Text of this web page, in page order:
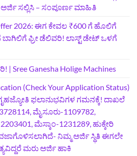
ಅರ್ಜಿ ಸಲ್ಲಿಸಿ – ಸಂಪೂರ್ಣ ಮಾಹಿತಿ
2026: ಈಗ ಕೇವಲ ₹600 ಗೆ ಹೊಲಿಗೆ
ಬಾಗಿಲಿಗೆ‍ ಫ್ರೀ ಡೆಲಿವರಿ! ಲಾಸ್ಟ್‌ ಡೇಟ್‌ ಒಳಗೆ
Sree Ganesha Holige Machines
(Check Your Application Status)
ಫಲಾನುಭವಿಗಳ ಗಮನಕ್ಕೆ! ದಾಖಲೆ
ಮೈಸೂರು-1109782,
ಮೆಸ್ಕಾಂ-1231289, ಹುಕ್ಕೇರಿ
ವಜಾಗೊಳಿಸಲಾಗಿದೆ- ನಿಮ್ಮ ಅರ್ಜಿ ಸ್ಥಿತಿ ಈಗಲೇ
ಮರು ಅರ್ಜಿ ಹಾಕಿ